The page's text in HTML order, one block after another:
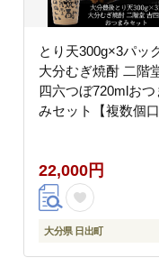
とり天300g×3パッ
大分むぎ焼酎 二階
四六つぼ720mlおつ
みセット【複数個
22,000円
大分県 日出町